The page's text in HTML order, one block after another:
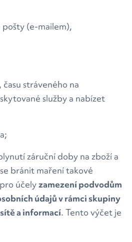
(e-mailem),
stráveného na
služby a nabízet
záruční doby na zboží a
bránit maření takové
účelyzamezení podvodům
údajů v rámci skupiny
a informací. Tento výčet je